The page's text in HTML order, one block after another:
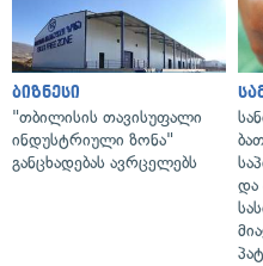
ბიზნესი
"თბილისის თავისუფალი
ინდუსტრიული ზონა"
განცხადებას ავრცელებს
და